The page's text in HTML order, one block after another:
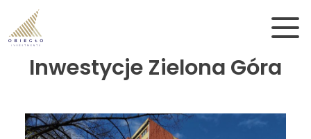
Skip to main content
Inwestycje Zielona Góra